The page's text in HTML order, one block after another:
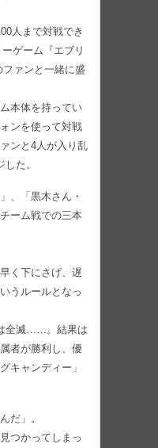
人まで対戦でき
ゲーム『エブリ
ァンと一緒に盛
本体を持ってい
ンを使って対戦
ンと4人が入り乱
た。
、「黒木さん・
ーム戦での三本
く下にさげ、遅
うルールとなっ
全滅……。結果は
者が勝利し、優
キャンディー」
だ」。
つかってしまっ